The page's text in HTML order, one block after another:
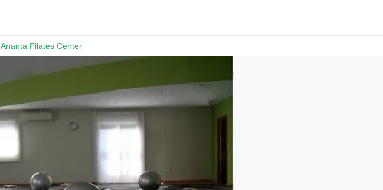
Ananta Pilates Center